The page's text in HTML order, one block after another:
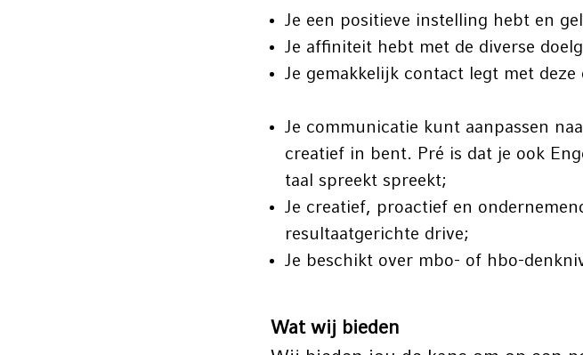
Je een positieve instelling hebt en
Je affiniteit hebt met de diverse
Je gemakkelijk contact legt met
Je communicatie kunt aanpassen
creatief in bent. Pré is dat je ook
taal spreekt spreekt;
Je creatief, proactief en
resultaatgerichte drive;
Je beschikt over mbo- of hbo-
Wat wij bieden